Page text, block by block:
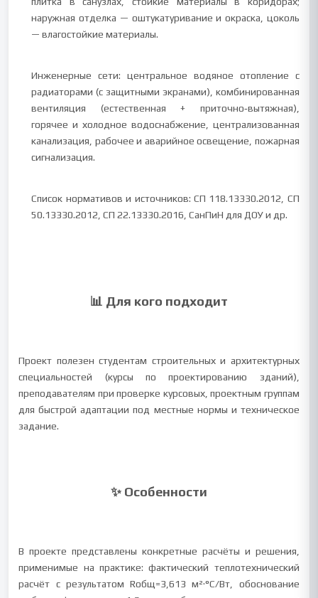
наружная отделка — оштукатуривание и окраска, цоколь
— влагостойкие материалы.
Инженерные сети: центральное водяное отопление с
радиаторами (с защитными экранами), комбинированная
вентиляция (естественная + приточно‑вытяжная),
горячее и холодное водоснабжение, централизованная
канализация, рабочее и аварийное освещение, пожарная
сигнализация.
Список нормативов и источников: СП 118.13330.2012, СП
50.13330.2012, СП 22.13330.2016, СанПиН для ДОУ и др.
📊 Для кого подходит
Проект полезен студентам строительных и архитектурных
специальностей (курсы по проектированию зданий),
преподавателям при проверке курсовых, проектным группам
для быстрой адаптации под местные нормы и техническое
задание.
✨ Особенности
В проекте представлены конкретные расчёты и решения,
применимые на практике: фактический теплотехнический
расчёт с результатом Rобщ=3,613 м²·°С/Вт, обоснование